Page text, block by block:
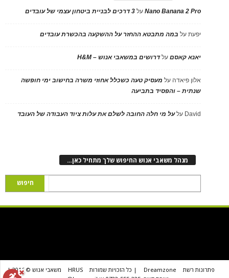
Nano Banana 2 Proעל 3 דרכים לבניית ביטחון עצמי של עובדים
יפעתעל במה מתבטא ההחזר על ההשקעה בהכשרת עובדים
יאנא קאסםעלדרושים במשאבי אנוש – H&M
אלון פיאדה על מעסיק טעה כשכלל אחוזי משרה בחישוב ימי חופשה
שנתית – והפסיד בתביעה
David עלעל מי חלה החובה לשלם את עלות ציוד העבודה של העובד
מנהל משאבי אנוש החיפוש שלך מתחיל כאן…
פתרונות רשת Dreamzone | כל הזכויות שמורות HRUS
משאבי אנוש © 2016 |